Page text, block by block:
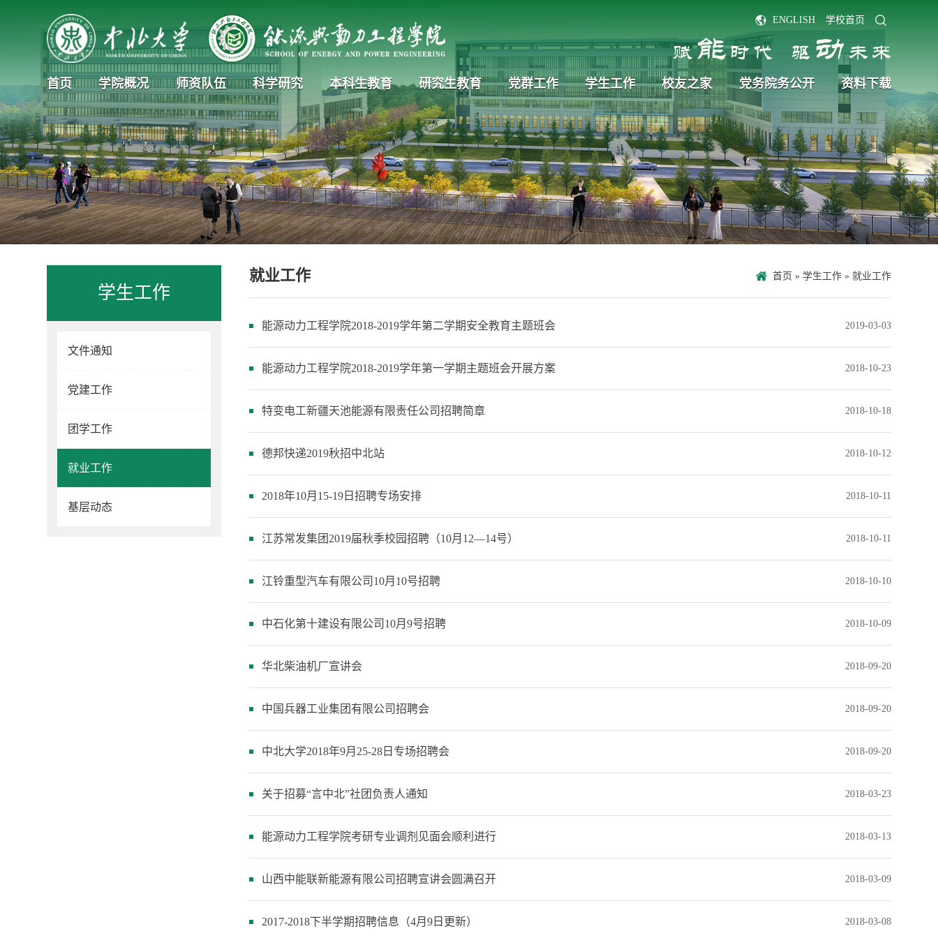
ENGLISH 学校首页
首页 学院概况 师资队伍 科学研究 本科生教育 研究生教育 党群工作 学生工作 校友之家 党务院务公开 资料下载
学生工作
文件通知
党建工作
团学工作
就业工作
基层动态
就业工作 首页 » 学生工作» 就业工作
能源动力工程学院2018-2019学年第二学期安全教育主题班会 2019-03-03
能源动力工程学院2018-2019学年第一学期主题班会开展方案 2018-10-23
特变电工新疆天池能源有限责任公司招聘简章 2018-10-18
德邦快递2019秋招中北站 2018-10-12
2018年10月15-19日招聘专场安排 2018-10-11
江苏常发集团2019届秋季校园招聘（10月12—14号） 2018-10-11
江铃重型汽车有限公司10月10号招聘 2018-10-10
中石化第十建设有限公司10月9号招聘 2018-10-09
华北柴油机厂宣讲会 2018-09-20
中国兵器工业集团有限公司招聘会 2018-09-20
中北大学2018年9月25-28日专场招聘会 2018-09-20
关于招募“言中北”社团负责人通知 2018-03-23
能源动力工程学院考研专业调剂见面会顺利进行 2018-03-13
山西中能联新能源有限公司招聘宣讲会圆满召开 2018-03-09
2017-2018下半学期招聘信息（4月9日更新） 2018-03-08